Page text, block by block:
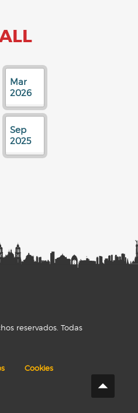
Mar
2026
Sep
2025
reservados. Todas
Cookies